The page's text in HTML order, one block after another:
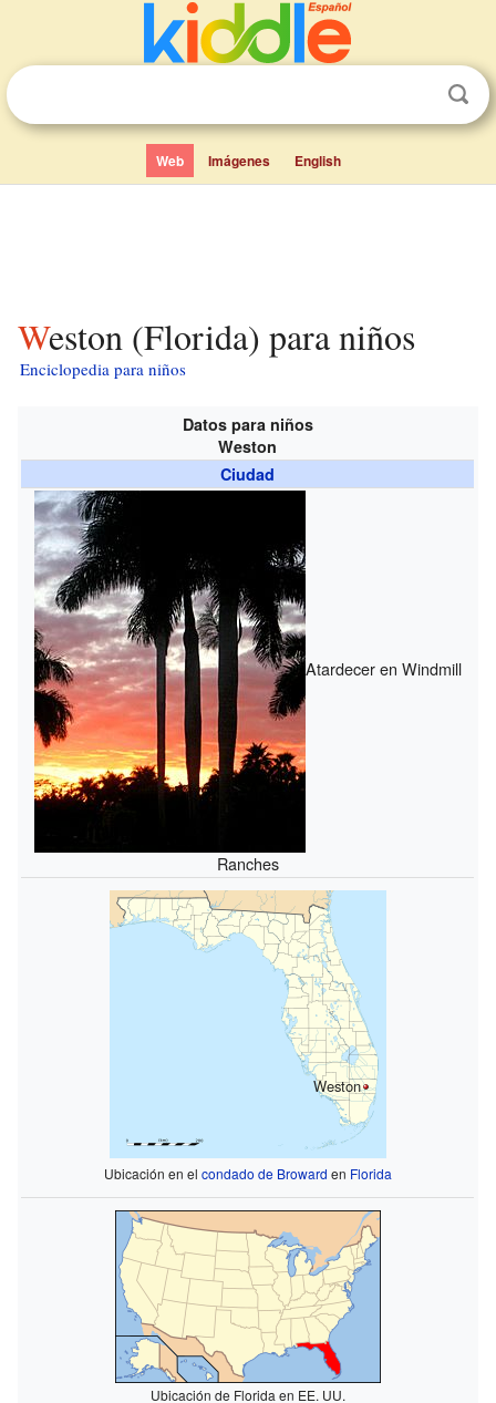
Web Imágenes English
Weston (Florida) para niños
Enciclopedia para niños
Datos para niños
Weston
Ciudad
Atardecer en Windmill
Ranches
Weston
Ubicación en el condado de Broward en Florida
Ubicación de Florida en EE. UU.